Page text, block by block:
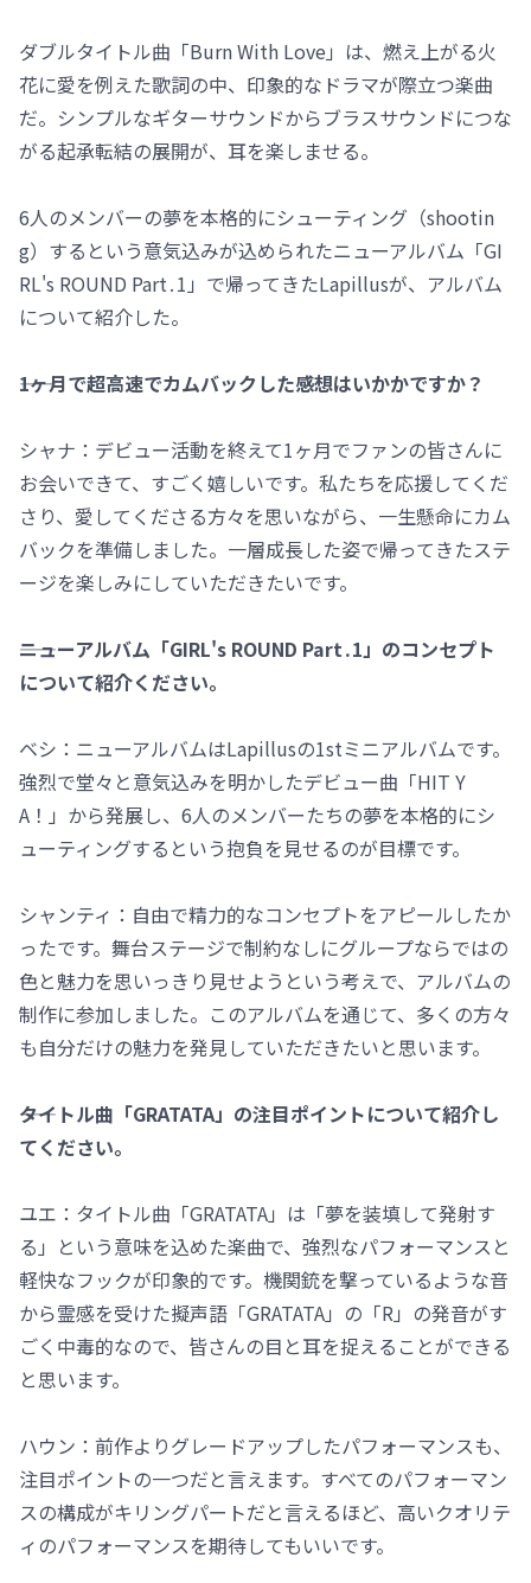
ダブルタイトル曲「Burn With Love」は、燃え上がる火
花に愛を例えた歌詞の中、印象的なドラマが際立つ楽曲
だ。シンプルなギターサウンドからブラスサウンドにつな
がる起承転結の展開が、耳を楽しませる。
6人のメンバーの夢を本格的にシューティング（shootin
g）するという意気込みが込められたニューアルバム「GI
RL's ROUND Part․1」で帰ってきたLapillusが、アルバム
について紹介した。
――1ヶ月で超高速でカムバックした感想はいかかですか？
シャナ：デビュー活動を終えて1ヶ月でファンの皆さんに
お会いできて、すごく嬉しいです。私たちを応援してくだ
さり、愛してくださる方々を思いながら、一生懸命にカム
バックを準備しました。一層成長した姿で帰ってきたステ
ージを楽しみにしていただきたいです。
――ニューアルバム「GIRL's ROUND Part․1」のコンセプト
について紹介ください。
ベシ：ニューアルバムはLapillusの1stミニアルバムです。
強烈で堂々と意気込みを明かしたデビュー曲「HIT Y
A！」から発展し、6人のメンバーたちの夢を本格的にシ
ューティングするという抱負を見せるのが目標です。
シャンティ：自由で精力的なコンセプトをアピールしたか
ったです。舞台ステージで制約なしにグループならではの
色と魅力を思いっきり見せようという考えで、アルバムの
制作に参加しました。このアルバムを通じて、多くの方々
も自分だけの魅力を発見していただきたいと思います。
――タイトル曲「GRATATA」の注目ポイントについて紹介し
てください。
ユエ：タイトル曲「GRATATA」は「夢を装填して発射す
る」という意味を込めた楽曲で、強烈なパフォーマンスと
軽快なフックが印象的です。機関銃を撃っているような音
から霊感を受けた擬声語「GRATATA」の「R」の発音がす
ごく中毒的なので、皆さんの目と耳を捉えることができる
と思います。
ハウン：前作よりグレードアップしたパフォーマンスも、
注目ポイントの一つだと言えます。すべてのパフォーマン
スの構成がキリングパートだと言えるほど、高いクオリテ
ィのパフォーマンスを期待してもいいです。